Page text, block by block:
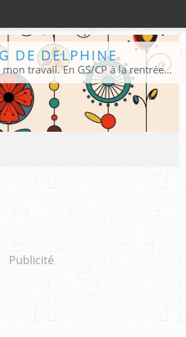
DE DELPHINE
Blog destiné à partager mon travail. En GS/CP à la rentrée 2026/2027 !
Publicité